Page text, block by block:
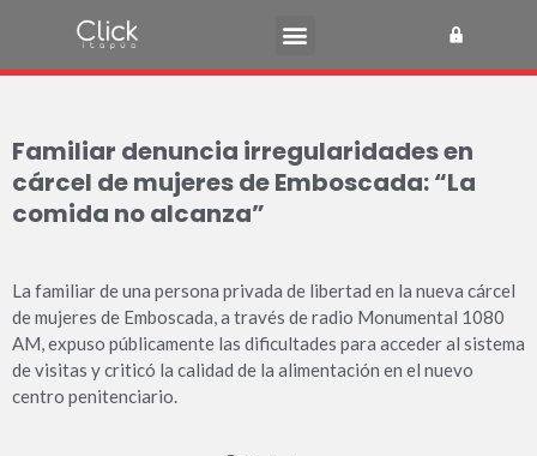
Familiar denuncia irregularidades en
cárcel de mujeres de Emboscada: “La
comida no alcanza”
La familiar de una persona privada de libertad en la nueva cárcel
de mujeres de Emboscada, a través de radio Monumental 1080
AM, expuso públicamente las dificultades para acceder al sistema
de visitas y criticó la calidad de la alimentación en el nuevo
centro penitenciario.